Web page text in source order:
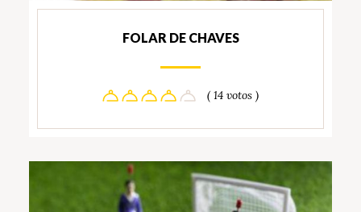
FOLAR DE CHAVES
( 14 votos )